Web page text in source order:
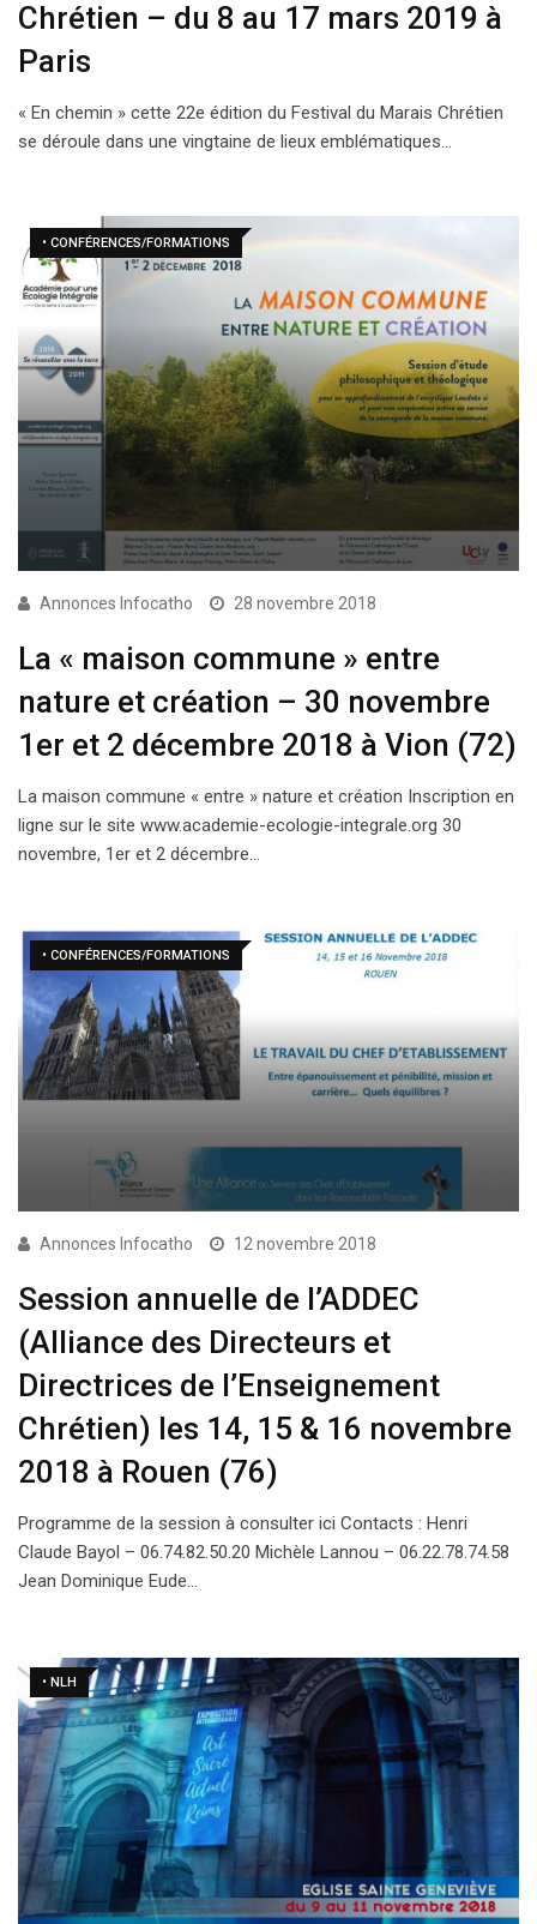
Chrétien – du 8 au 17 mars 2019 à
Paris
« En chemin » cette 22e édition du Festival du Marais Chrétien
se déroule dans une vingtaine de lieux emblématiques…
• CONFÉRENCES/FORMATIONS
Annonces Infocatho 28 novembre 2018
La « maison commune » entre
nature et création – 30 novembre
1er et 2 décembre 2018 à Vion (72)
La maison commune « entre » nature et création Inscription en
ligne sur le site www.academie-ecologie-integrale.org 30
novembre, 1er et 2 décembre…
• CONFÉRENCES/FORMATIONS
Annonces Infocatho 12 novembre 2018
Session annuelle de l’ADDEC
(Alliance des Directeurs et
Directrices de l’Enseignement
Chrétien) les 14, 15 & 16 novembre
2018 à Rouen (76)
Programme de la session à consulter ici Contacts : Henri
Claude Bayol – 06.74.82.50.20 Michèle Lannou – 06.22.78.74.58
Jean Dominique Eude…
• NLH